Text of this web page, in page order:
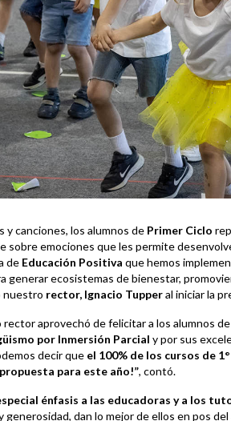
y canciones, los alumnos de Primer Ciclo
sobre emociones que les permite
de Educación Positiva que hemos
generar ecosistemas de bienestar,
nuestro rector, Ignacio Tupperal iniciar la
aprovechó de felicitar a los alumnos
por Inmersión Parcial y por sus
decir que el 100% de los cursos de
para este año!”, contó.
énfasis a las educadoras y a los
generosidad, dan lo mejor de ellos en pos